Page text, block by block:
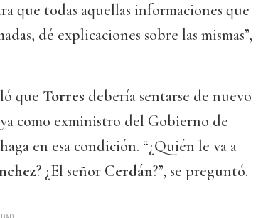
que todas aquellas informaciones que
dé explicaciones sobre las mismas”,
que Torres debería sentarse de nuevo
como exministro del Gobierno de
en esa condición. “¿Quién le va a
? ¿El señor Cerdán?”, se preguntó.